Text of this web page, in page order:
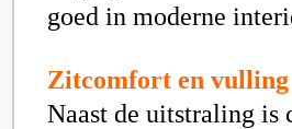
goed in moderne
Zitcomfort en vulling
Naast de uitstraling